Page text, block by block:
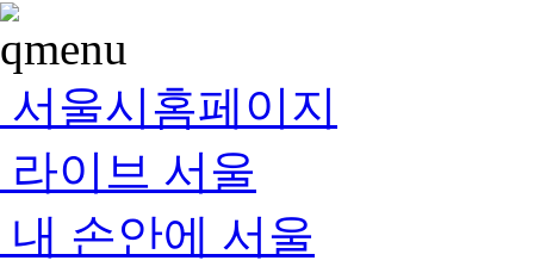
서울시홈페이지
라이브 서울
내 손안에 서울